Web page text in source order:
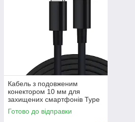
Кабель з подовженим
конектором 10 мм для
захищених смартфонів Type
C - Type C
Готово до відправки